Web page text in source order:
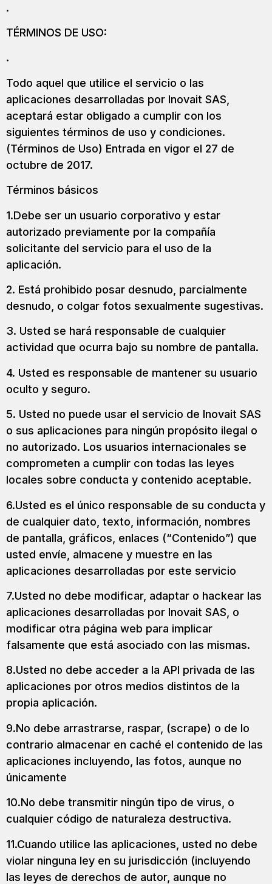
.
TÉRMINOS DE USO:
.
Todo aquel que utilice el servicio o las
aplicaciones desarrolladas por Inovait SAS,
aceptará estar obligado a cumplir con los
siguientes términos de uso y condiciones.
(Términos de Uso) Entrada en vigor el 27 de
octubre de 2017.
Términos básicos
1.Debe ser un usuario corporativo y estar
autorizado previamente por la compañía
solicitante del servicio para el uso de la
aplicación.
2. Está prohibido posar desnudo, parcialmente
desnudo, o colgar fotos sexualmente sugestivas.
3. Usted se hará responsable de cualquier
actividad que ocurra bajo su nombre de pantalla.
4. Usted es responsable de mantener su usuario
oculto y seguro.
5. Usted no puede usar el servicio de Inovait SAS
o sus aplicaciones para ningún propósito ilegal o
no autorizado. Los usuarios internacionales se
comprometen a cumplir con todas las leyes
locales sobre conducta y contenido aceptable.
6.Usted es el único responsable de su conducta y
de cualquier dato, texto, información, nombres
de pantalla, gráficos, enlaces (“Contenido”) que
usted envíe, almacene y muestre en las
aplicaciones desarrolladas por este servicio
7.Usted no debe modificar, adaptar o hackear las
aplicaciones desarrolladas por Inovait SAS, o
modificar otra página web para implicar
falsamente que está asociado con las mismas.
8.Usted no debe acceder a la API privada de las
aplicaciones por otros medios distintos de la
propia aplicación.
9.No debe arrastrarse, raspar, (scrape) o de lo
contrario almacenar en caché el contenido de las
aplicaciones incluyendo, las fotos, aunque no
únicamente
10.No debe transmitir ningún tipo de virus, o
cualquier código de naturaleza destructiva.
11.Cuando utilice las aplicaciones, usted no debe
violar ninguna ley en su jurisdicción (incluyendo
las leyes de derechos de autor, aunque no